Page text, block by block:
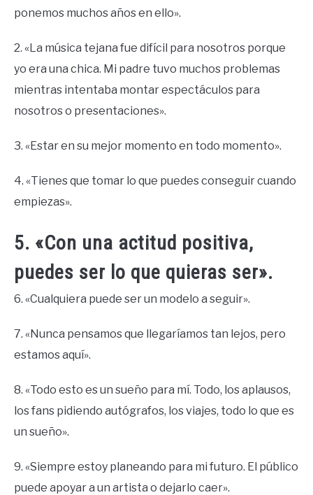
ponemos muchos años en ello».
2. «La música tejana fue difícil para nosotros porque
yo era una chica. Mi padre tuvo muchos problemas
mientras intentaba montar espectáculos para
nosotros o presentaciones».
3. «Estar en su mejor momento en todo momento».
4. «Tienes que tomar lo que puedes conseguir cuando
empiezas».
5. «Con una actitud positiva,
puedes ser lo que quieras ser».
6. «Cualquiera puede ser un modelo a seguir».
7. «Nunca pensamos que llegaríamos tan lejos, pero
estamos aquí».
8. «Todo esto es un sueño para mí. Todo, los aplausos,
los fans pidiendo autógrafos, los viajes, todo lo que es
un sueño».
9. «Siempre estoy planeando para mi futuro. El público
puede apoyar a un artista o dejarlo caer».